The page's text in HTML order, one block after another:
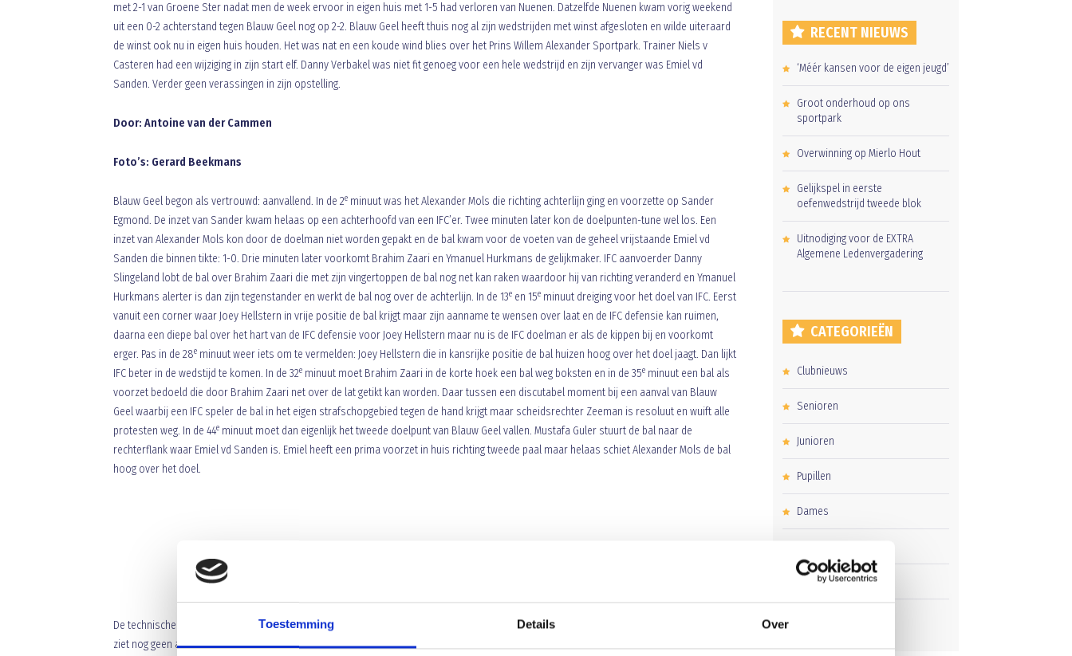
Toestemming Details Over
met 2-1 van Groene Ster nadat men de week ervoor in eigen huis met 1-5 had verloren van Nuenen. Datzelfde Nuenen kwam vorig weekend
uit een 0-2 achterstand tegen Blauw Geel nog op 2-2. Blauw Geel heeft thuis nog al zijn wedstrijden met winst afgesloten en wilde uiteraard
de winst ook nu in eigen huis houden. Het was nat en een koude wind blies over het Prins Willem Alexander Sportpark. Trainer Niels v
Casteren had een wijziging in zijn start elf. Danny Verbakel was niet fit genoeg voor een hele wedstrijd en zijn vervanger was Emiel vd
Sanden. Verder geen verassingen in zijn opstelling.
Door: Antoine van der Cammen
Foto’s: Gerard Beekmans
Blauw Geel begon als vertrouwd: aanvallend. In de 2e minuut was het Alexander Mols die richting achterlijn ging en voorzette op Sander
Egmond. De inzet van Sander kwam helaas op een achterhoofd van een IFC’er. Twee minuten later kon de doelpunten-tune wel los. Een
inzet van Alexander Mols kon door de doelman niet worden gepakt en de bal kwam voor de voeten van de geheel vrijstaande Emiel vd
Sanden die binnen tikte: 1-0. Drie minuten later voorkomt Brahim Zaari en Ymanuel Hurkmans de gelijkmaker. IFC aanvoerder Danny
Slingeland lobt de bal over Brahim Zaari die met zijn vingertoppen de bal nog net kan raken waardoor hij van richting veranderd en Ymanuel
Hurkmans alerter is dan zijn tegenstander en werkt de bal nog over de achterlijn. In de 13e en 15e minuut dreiging voor het doel van IFC. Eerst
vanuit een corner waar Joey Hellstern in vrije positie de bal krijgt maar zijn aanname te wensen over laat en de IFC defensie kan ruimen,
daarna een diepe bal over het hart van de IFC defensie voor Joey Hellstern maar nu is de IFC doelman er als de kippen bij en voorkomt
erger. Pas in de 28e minuut weer iets om te vermelden: Joey Hellstern die in kansrijke positie de bal huizen hoog over het doel jaagt. Dan lijkt
IFC beter in de wedstijd te komen. In de 32e minuut moet Brahim Zaari in de korte hoek een bal weg boksten en in de 35e minuut een bal als
voorzet bedoeld die door Brahim Zaari net over de lat getikt kan worden. Daar tussen een discutabel moment bij een aanval van Blauw
Geel waarbij een IFC speler de bal in het eigen strafschopgebied tegen de hand krijgt maar scheidsrechter Zeeman is resoluut en wuift alle
protesten weg. In de 44e minuut moet dan eigenlijk het tweede doelpunt van Blauw Geel vallen. Mustafa Guler stuurt de bal naar de
rechterflank waar Emiel vd Sanden is. Emiel heeft een prima voorzet in huis richting tweede paal maar helaas schiet Alexander Mols de bal
hoog over het doel.
De technische staf van IFC besluit om Ronnie Nouwen in de kleedkamer achter te laten en zijn vervanger is Nico Ramos. Niels van Casteren
ziet nog geen aanleiding om in de rust al te wisselen. De eerste kans na de rust is ook weer voor Blauw Geel. Alexander Mols ziet in de 48
RECENT NIEUWS
‘Méér kansen voor de eigen jeugd’
Groot onderhoud op ons
sportpark
Overwinning op Mierlo Hout
Gelijkspel in eerste
oefenwedstrijd tweede blok
Uitnodiging voor de EXTRA
Algemene Ledenvergadering
CATEGORIEËN
Clubnieuws
Senioren
Junioren
Pupillen
Dames
Zaterdag